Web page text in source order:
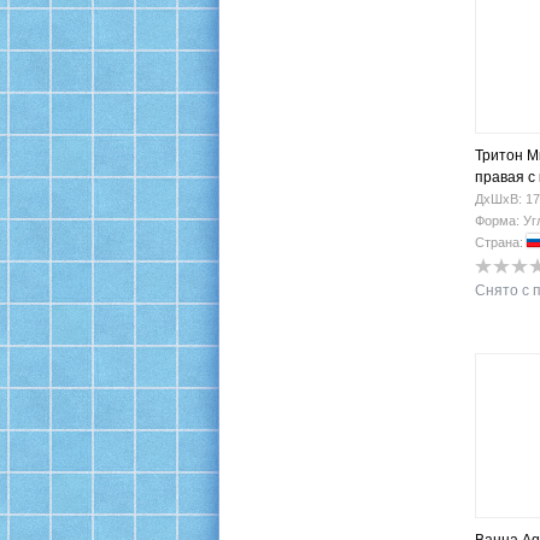
Тритон
правая с
ДхШхВ:
Форма:
Страна:
Снято с